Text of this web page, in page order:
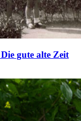
gute alte Zeit